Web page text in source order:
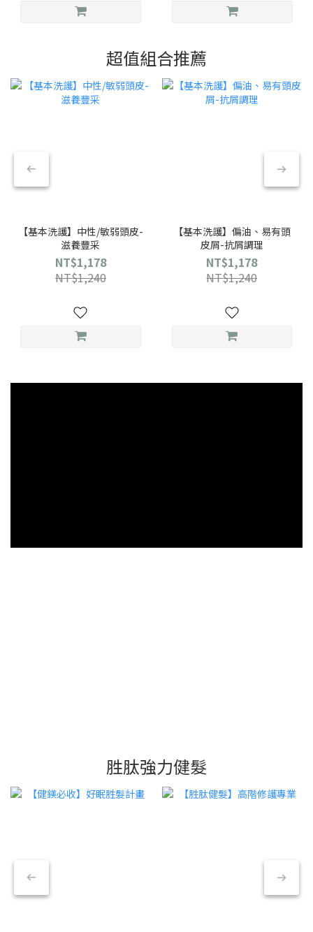
超值組合推薦
【基本洗護】中性/敏弱頭皮-
滋養豐采
NT$1,178
NT$1,240
【基本洗護】偏油、易有頭
皮屑-抗屑調理
NT$1,178
NT$1,240
胜肽強力健髮